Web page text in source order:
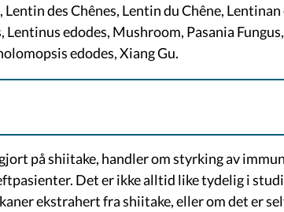
des Chênes, Lentin du Chêne, Lentinan
edodes, Mushroom, Pasania
edodes, Xiang Gu.
på shiitake, handler om styrking av
Det er ikke alltid like tydelig i
ekstrahert fra shiitake, eller om det er